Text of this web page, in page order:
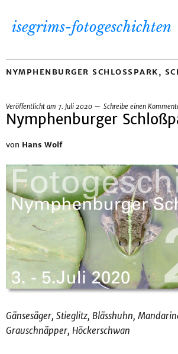
isegrims-fotogeschichten
NYMPHENBURGER SCHLOSSPARK ,
Veröffentlicht am 7. Juli 2020 Schreibe einen
Nymphenburger
von Hans Wolf
Gänsesäger, Stieglitz, Blässhuhn,
Grauschnäpper, Höckerschwan